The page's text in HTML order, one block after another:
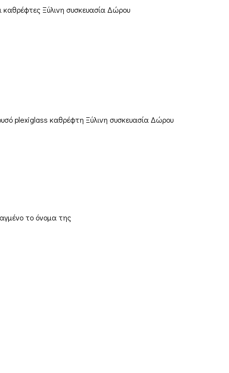
Ξύλινη συσκευασία Δώρου
plexiglass καθρέφτη Ξύλινη συσκευασία Δώρου
το όνομα της